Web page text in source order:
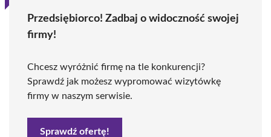
Przedsiębiorco! Zadbaj o widoczność swojej
firmy!
Chcesz wyróżnić firmę na tle konkurencji?
Sprawdź jak możesz wypromować wizytówkę
firmy w naszym serwisie.
Sprawdź ofertę!